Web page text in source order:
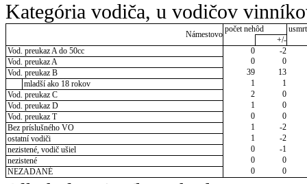
Kategória vodiča, u vodičov
Námestovo
počet nehôd
+/-
Vod. preukaz A do 50cc
0
-2
Vod. preukaz A
0
0
Vod. preukaz B
39
13
mladší ako 18 rokov
1
1
Vod. preukaz C
2
0
Vod. preukaz D
1
0
Vod. preukaz T
0
0
Bez príslušného VO
1
-2
ostatní vodiči
1
-2
nezistené, vodič ušiel
0
-1
nezistené
0
0
NEZADANÉ
0 0